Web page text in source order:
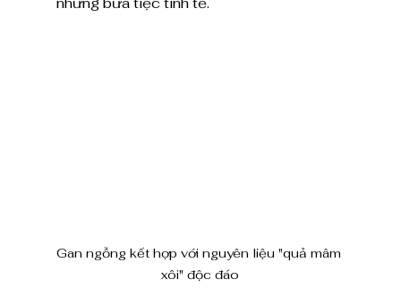
Gan ngỗng kết hợp với nguyên liệu "quả mâm
xôi" độc đáo